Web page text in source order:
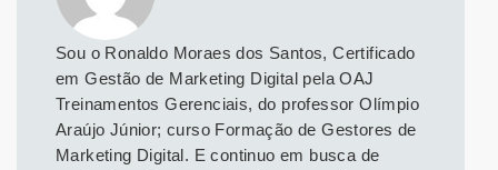
Sou o Ronaldo Moraes dos Santos, Certificado
em Gestão de Marketing Digital pela OAJ
Treinamentos Gerenciais, do professor Olímpio
Araújo Júnior; curso Formação de Gestores de
Marketing Digital. E continuo em busca de